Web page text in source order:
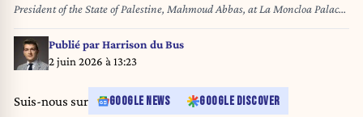
President of the State of Palestine, Mahmoud Abbas, at La Moncloa Palace,
on December 10, 2025, in Madrid (Spain). Abbas is making a working
visit to our country in order to hold several meetings and exchange views on
the new stage that begins after the ceasefire agreement for the Gaza Strip.
Publié parHarrison du Bus
2 juin 2026 à 13:23
Suis-nous sur GOOGLE NEWS GOOGLE DISCOVER